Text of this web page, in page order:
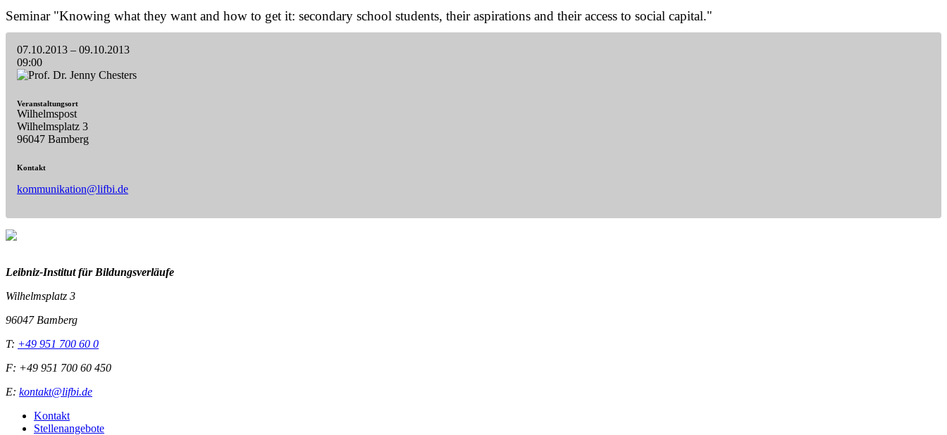
Seminar "Knowing what they want and how to get it: secondary school students, their aspirations and their access to social capital."
07.10.2013 – 09.10.2013
09:00
Veranstaltungsort
Wilhelmspost
Wilhelmsplatz 3
96047 Bamberg
Kontakt
kommunikation@lifbi.de
Leibniz-Institut für Bildungsverläufe
Wilhelmsplatz 3
96047 Bamberg
T: +49 951 700 60 0
F: +49 951 700 60 450
E: kontakt@lifbi.de
Kontakt
Stellenangebote